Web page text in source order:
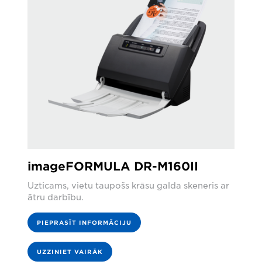
imageFORMULA DR-M160II
Uzticams, vietu taupošs krāsu galda skeneris ar
ātru darbību.
PIEPRASĪT INFORMĀCIJU
UZZINIET VAIRĀK